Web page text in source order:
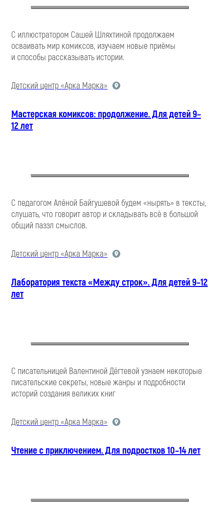
С иллюстратором Сашей Шляхтиной продолжаем
осваивать мир комиксов, изучаем новые приёмы
и способы рассказывать истории.
Детский центр «Арка Марка»
Мастерская комиксов: продолжение. Для детей 9–
12 лет
С педагогом Алёной Байгушевой будем «нырять» в тексты,
слушать, что говорит автор и складывать всё в большой
общий паззл смыслов.
Детский центр «Арка Марка»
Лаборатория текста «Между строк». Для детей 9–12
лет
С писательницей Валентиной Дёгтевой узнаем некоторые
писательские секреты, новые жанры и подробности
историй создания великих книг
Детский центр «Арка Марка»
Чтение с приключением. Для подростков 10–14 лет